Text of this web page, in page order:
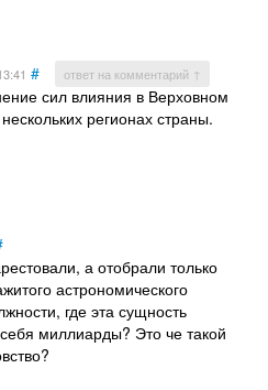
# ответ на комментарий ↑
сил влияния в Верховном
регионах страны.
а отобрали только
астрономического
где эта сущность
миллиарды? Это че такой